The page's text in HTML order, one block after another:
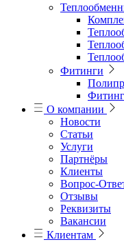
Фитинги
О компании
Новости
Статьи
Услуги
Партнёры
Клиенты
Вопрос-
Отзывы
Реквизиты
Вакансии
Клиентам